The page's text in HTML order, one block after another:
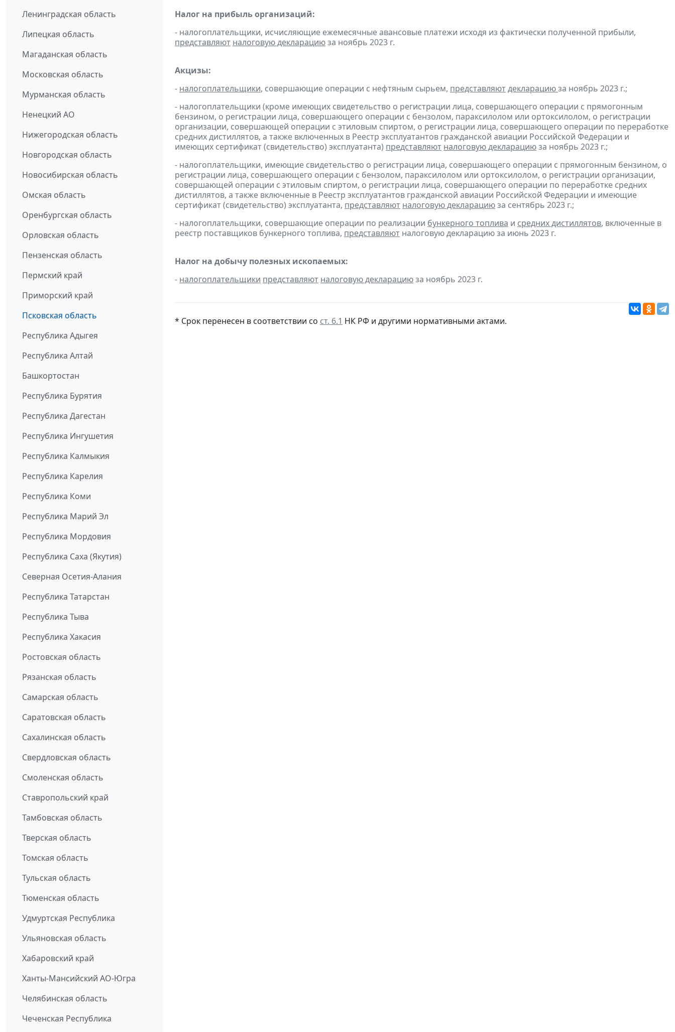
Ленинградская область
Липецкая область
Магаданская область
Московская область
Мурманская область
Ненецкий АО
Нижегородская область
Новгородская область
Новосибирская область
Омская область
Оренбургская область
Орловская область
Пензенская область
Пермский край
Приморский край
Псковская область
Республика Адыгея
Республика Алтай
Башкортостан
Республика Бурятия
Республика Дагестан
Республика Ингушетия
Республика Калмыкия
Республика Карелия
Республика Коми
Республика Марий Эл
Республика Мордовия
Республика Саха (Якутия)
Северная Осетия-Алания
Республика Татарстан
Республика Тыва
Республика Хакасия
Ростовская область
Рязанская область
Самарская область
Саратовская область
Сахалинская область
Свердловская область
Смоленская область
Ставропольский край
Тамбовская область
Тверская область
Томская область
Тульская область
Тюменская область
Удмуртская Республика
Ульяновская область
Хабаровский край
Ханты-Мансийский АО-Югра
Челябинская область
Чеченская Республика
Налог на прибыль организаций:
- налогоплательщики, исчисляющие ежемесячные авансовые платежи исходя из фактически полученной прибыли,
представляют налоговую декларациюза ноябрь 2023 г.
Акцизы:
- налогоплательщики, совершающие операции с нефтяным сырьем, представляютдекларациюза ноябрь 2023 г.;
- налогоплательщики (кроме имеющих свидетельство о регистрации лица, совершающего операции с прямогонным
бензином, о регистрации лица, совершающего операции с бензолом, параксилолом или ортоксилолом, о регистрации
организации, совершающей операции с этиловым спиртом, о регистрации лица, совершающего операции по переработке
средних дистиллятов, а также включенных в Реестр эксплуатантов гражданской авиации Российской Федерации и
имеющих сертификат (свидетельство) эксплуатанта) представляют налоговую декларациюза ноябрь 2023 г.;
- налогоплательщики, имеющие свидетельство о регистрации лица, совершающего операции с прямогонным бензином, о
регистрации лица, совершающего операции с бензолом, параксилолом или ортоксилолом, о регистрации организации,
совершающей операции с этиловым спиртом, о регистрации лица, совершающего операции по переработке средних
дистиллятов, а также включенные в Реестр эксплуатантов гражданской авиации Российской Федерации и имеющие
сертификат (свидетельство) эксплуатанта, представляют налоговую декларациюза сентябрь 2023 г.;
- налогоплательщики, совершающие операции по реализации бункерного топлива и средних дистиллятов, включенные в
реестр поставщиков бункерного топлива, представляют налоговую декларацию за июнь 2023 г.
Налог на добычу полезных ископаемых:
- налогоплательщики представляют налоговую декларациюза ноябрь 2023 г.
* Срок перенесен в соответствии со ст. 6.1 НК РФ и другими нормативными актами.